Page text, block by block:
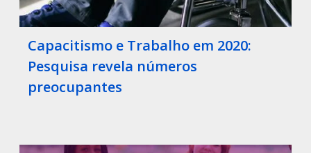
Capacitismo e Trabalho em 2020:
Pesquisa revela números
preocupantes